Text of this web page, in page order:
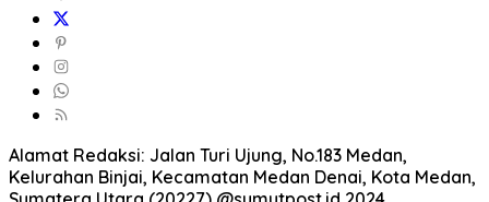
Alamat Redaksi: Jalan Turi Ujung, No.183 Medan,
Kelurahan Binjai, Kecamatan Medan Denai, Kota Medan,